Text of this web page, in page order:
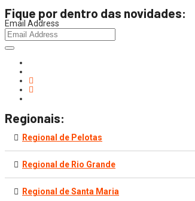
Fique por dentro das novidades:
Email Address
Regionais:
Regional de Pelotas
Regional de Rio Grande
Regional de Santa Maria